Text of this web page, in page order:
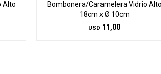
Alto
Bombonera/Caramelera Vidrio Alto
18cm x Ø 10cm
USD 11,00